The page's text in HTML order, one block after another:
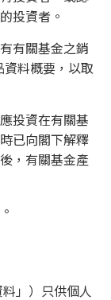
投資者。
有關基金之銷
資料概要，以取
投資在有關基
已向閣下解釋
，有關基金產
」）只供個人